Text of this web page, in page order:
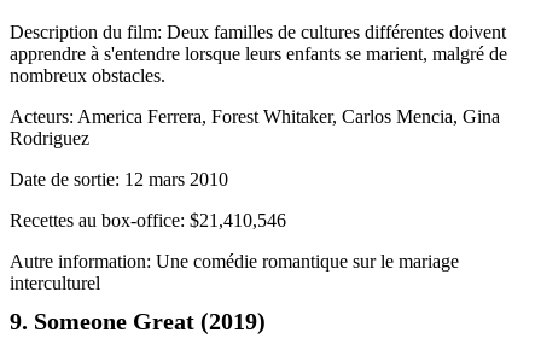
Description du film: Deux familles de cultures différentes doivent
apprendre à s'entendre lorsque leurs enfants se marient, malgré de
nombreux obstacles.
Acteurs: America Ferrera, Forest Whitaker, Carlos Mencia, Gina
Rodriguez
Date de sortie: 12 mars 2010
Recettes au box-office: $21,410,546
Autre information: Une comédie romantique sur le mariage
interculturel
9. Someone Great (2019)